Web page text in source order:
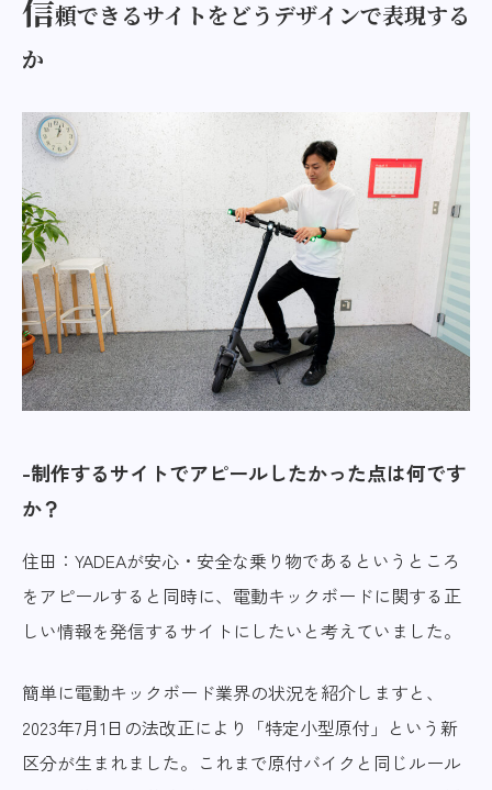
信頼できるサイトをどうデザインで表現する
か
制作するサイトでアピールしたかった点は何です
か？
住田：YADEAが安心・安全な乗り物であるというところ
をアピールすると同時に、電動キックボードに関する正
しい情報を発信するサイトにしたいと考えていました。
簡単に電動キックボード業界の状況を紹介しますと、
2023年7月1日の法改正により「特定小型原付」という新
区分が生まれました。これまで原付バイクと同じルール